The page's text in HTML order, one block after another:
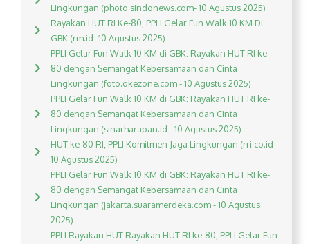
Lingkungan (photo.sindonews.com- 10 Agustus 2025)
Rayakan HUT RI Ke-80, PPLI Gelar Fun Walk 10 KM Di
GBK (rm.id- 10 Agustus 2025)
PPLI Gelar Fun Walk 10 KM di GBK: Rayakan HUT RI ke-
80 dengan Semangat Kebersamaan dan Cinta
Lingkungan (foto.okezone.com - 10 Agustus 2025)
PPLI Gelar Fun Walk 10 KM di GBK: Rayakan HUT RI ke-
80 dengan Semangat Kebersamaan dan Cinta
Lingkungan (sinarharapan.id - 10 Agustus 2025)
HUT ke-80 RI, PPLI Komitmen Jaga Lingkungan (rri.co.id -
10 Agustus 2025)
PPLI Gelar Fun Walk 10 KM di GBK: Rayakan HUT RI ke-
80 dengan Semangat Kebersamaan dan Cinta
Lingkungan (jakarta.suaramerdeka.com - 10 Agustus
2025)
PPLI Rayakan HUT Rayakan HUT RI ke-80, PPLI Gelar Fun